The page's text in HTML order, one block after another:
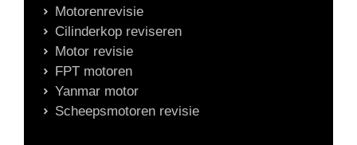
Motorenrevisie
Cilinderkop reviseren
Motor revisie
FPT motoren
Yanmar motor
Scheepsmotoren revisie